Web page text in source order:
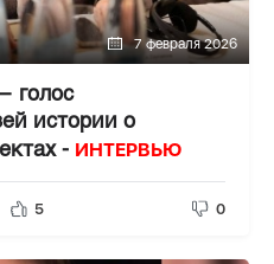
7 февраля 2026
голос
истории о
- ИНТЕРВЬЮ
5 0